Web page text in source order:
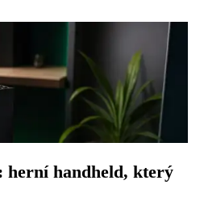
handheld, který